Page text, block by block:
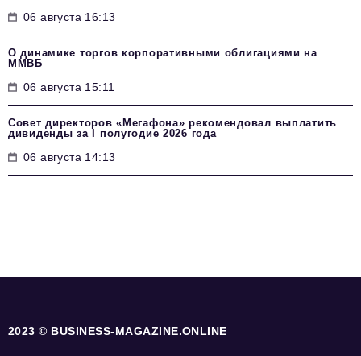
06 августа 16:13
О динамике торгов корпоративными облигациями на
ММВБ
06 августа 15:11
Совет директоров «Мегафона» рекомендовал выплатить
дивиденды за I полугодие 2026 года
06 августа 14:13
2023 © BUSINESS-MAGAZINE.ONLINE